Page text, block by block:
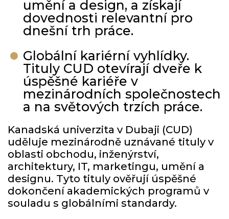
umění a design, a získají
dovednosti relevantní pro
dnešní trh práce.
Globální kariérní vyhlídky.
Tituly CUD otevírají dveře k
úspěšné kariéře v
mezinárodních společnostech
a na světových trzích práce.
Kanadská univerzita v Dubaji (CUD)
uděluje mezinárodně uznávané tituly v
oblasti obchodu, inženýrství,
architektury, IT, marketingu, umění a
designu. Tyto tituly ověřují úspěšné
dokončení akademických programů v
souladu s globálními standardy.